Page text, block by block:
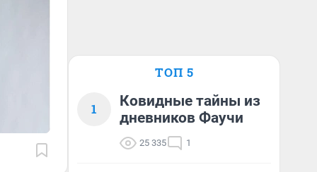
ТОП 5
1
Ковидные тайны из
дневников Фаучи
25 335 1